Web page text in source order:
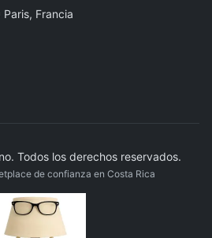
Francia
. Todos los derechos reservados.
de confianza en Costa Rica